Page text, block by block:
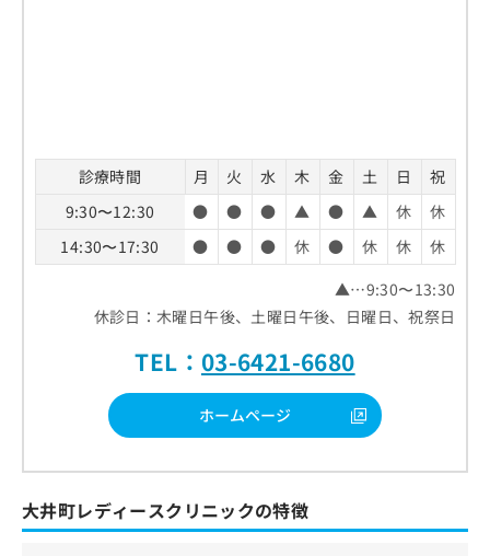
診療時間 月 火 水 木 金 土 日
祝
9:30〜12:30
● ● ● ▲ ● ▲ 休
休
14:30〜17:30
● ● ● 休 ● 休 休
休
▲…9:30〜13:30
休診日：木曜日午後、土曜日午後、日曜日、祝祭日
TEL： 03-6421-6680
ホームページ
大井町レディースクリニックの特徴